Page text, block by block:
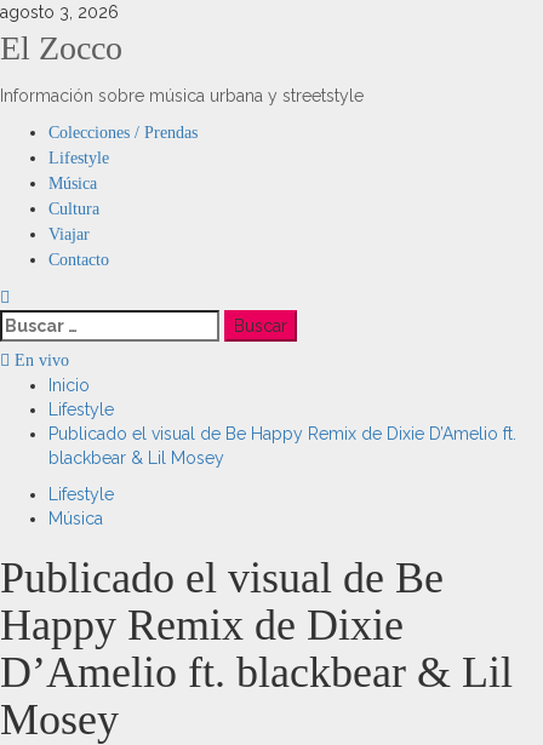
Saltar
al
contenido
agosto 3, 2026
El Zocco
Información sobre música urbana y streetstyle
Menú
principal
Colecciones / Prendas
Lifestyle
Música
Cultura
Viajar
Contacto
Buscar:
En vivo
Inicio
Lifestyle
Publicado el visual de Be Happy Remix de Dixie D’Amelio ft.
blackbear & Lil Mosey
Lifestyle
Música
Publicado el visual de Be
Happy Remix de Dixie
D’Amelio ft. blackbear & Lil
Mosey